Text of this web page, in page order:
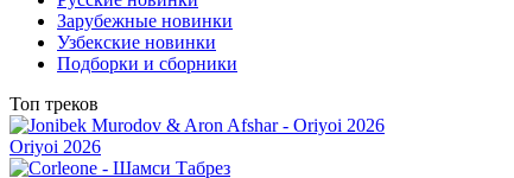
Зарубежные новинки
Узбекские новинки
Подборки и сборники
Топ треков
Oriyoi 2026